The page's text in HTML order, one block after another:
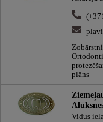
plāns
Vidus